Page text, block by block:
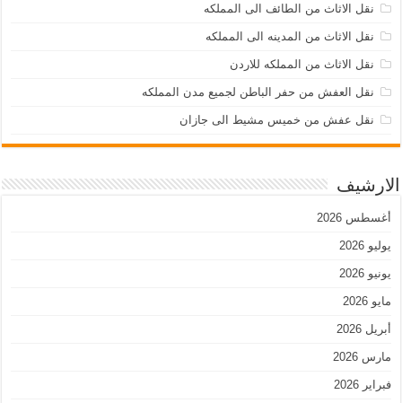
نقل الاثاث من الطائف الى المملكه
نقل الاثاث من المدينه الى المملكه
نقل الاثاث من المملكه للاردن
نقل العفش من حفر الباطن لجميع مدن المملكه
نقل عفش من خميس مشيط الى جازان
الارشيف
أغسطس 2026
يوليو 2026
يونيو 2026
مايو 2026
أبريل 2026
مارس 2026
فبراير 2026